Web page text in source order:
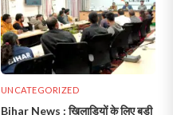
UNCATEGORIZED
Bihar News : खिलाड़ियों के लिए बड़ी